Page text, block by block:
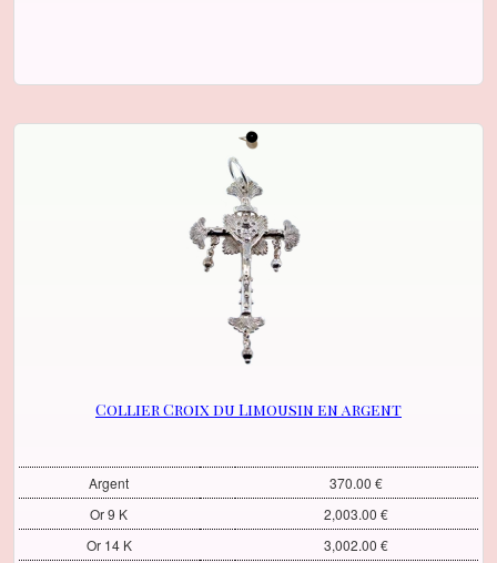
Collier Croix du Limousin en argent
Argent
370.00 €
Or 9 K
2,003.00 €
Or 14 K
3,002.00 €